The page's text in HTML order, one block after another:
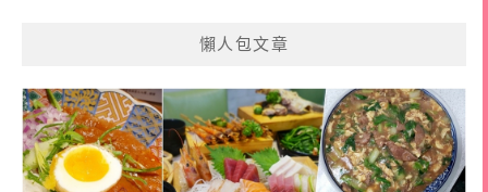
懶人包文章